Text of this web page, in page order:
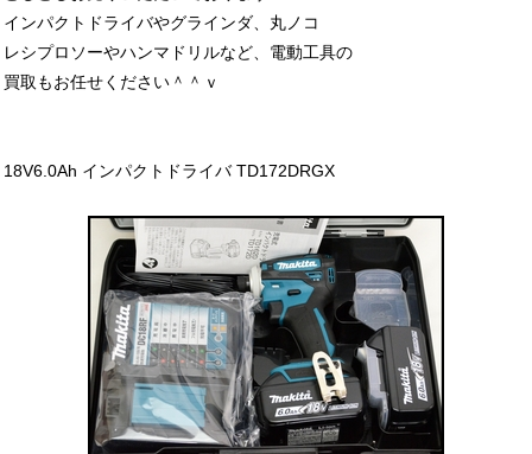
インパクトドライバやグラインダ、丸ノコ
レシプロソーやハンマドリルなど、電動工具の
買取もお任せください＾＾ｖ
18V6.0Ah インパクトドライバ TD172DRGX